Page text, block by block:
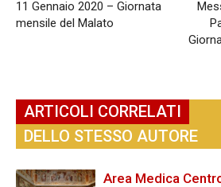
11 Gennaio 2020 – Giornata
mensile del Malato
ARTICOLI CORRELATI
DELLO STESSO AUTORE
Area Medica